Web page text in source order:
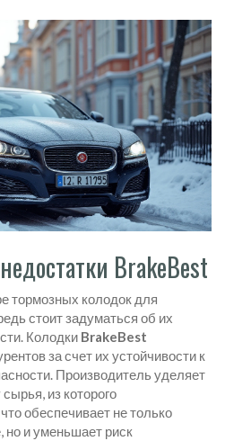
BrakeBest
тормозных колодок для
стоит задуматься об их
Колодки BrakeBest
за счет их устойчивости к
Производитель уделяет
из которого
обеспечивает не только
но и уменьшает риск